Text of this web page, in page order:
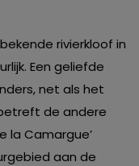
rivierkloof in
Een geliefde
net als het
de andere
la Camargue’
aan de